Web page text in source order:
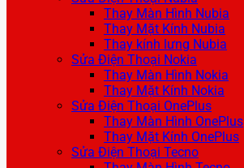
Thay Màn Hình Nubia
Thay Mặt Kính Nubia
Thay kính lưng Nubia
Sửa Điện Thoại Nokia
Thay Màn Hình Nokia
Thay Mặt Kính Nokia
Sửa Điện Thoại OnePlus
Thay Màn Hình OnePlus
Thay Mặt Kính OnePlus
Sửa Điện Thoại Tecno